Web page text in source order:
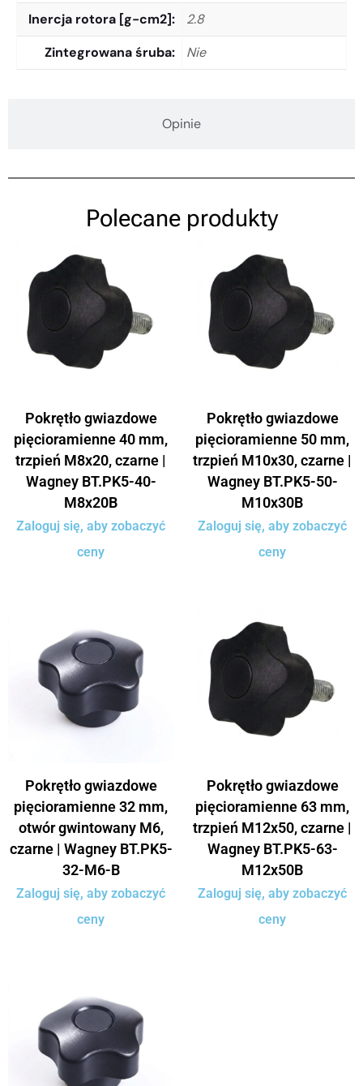
Opinie
Inercja rotora [g-cm2]
2.8
Zintegrowana śruba
Nie
Polecane produkty
Pokrętło gwiazdowe
pięcioramienne 40 mm,
trzpień M8x20, czarne |
Wagney BT.PK5-40-
M8x20B
Zaloguj się, aby zobaczyć
ceny
Pokrętło gwiazdowe
pięcioramienne 50 mm,
trzpień M10x30, czarne |
Wagney BT.PK5-50-
M10x30B
Zaloguj się, aby zobaczyć
ceny
Pokrętło gwiazdowe
pięcioramienne 32 mm,
otwór gwintowany M6,
czarne | Wagney BT.PK5-
32-M6-B
Zaloguj się, aby zobaczyć
ceny
Pokrętło gwiazdowe
pięcioramienne 63 mm,
trzpień M12x50, czarne |
Wagney BT.PK5-63-
M12x50B
Zaloguj się, aby zobaczyć
ceny